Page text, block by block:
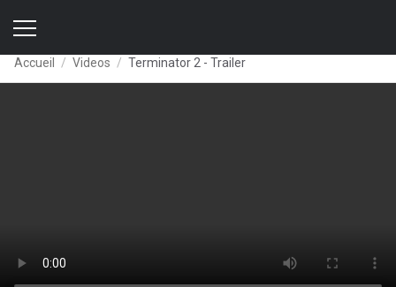
Accueil Videos Terminator 2 - Trailer